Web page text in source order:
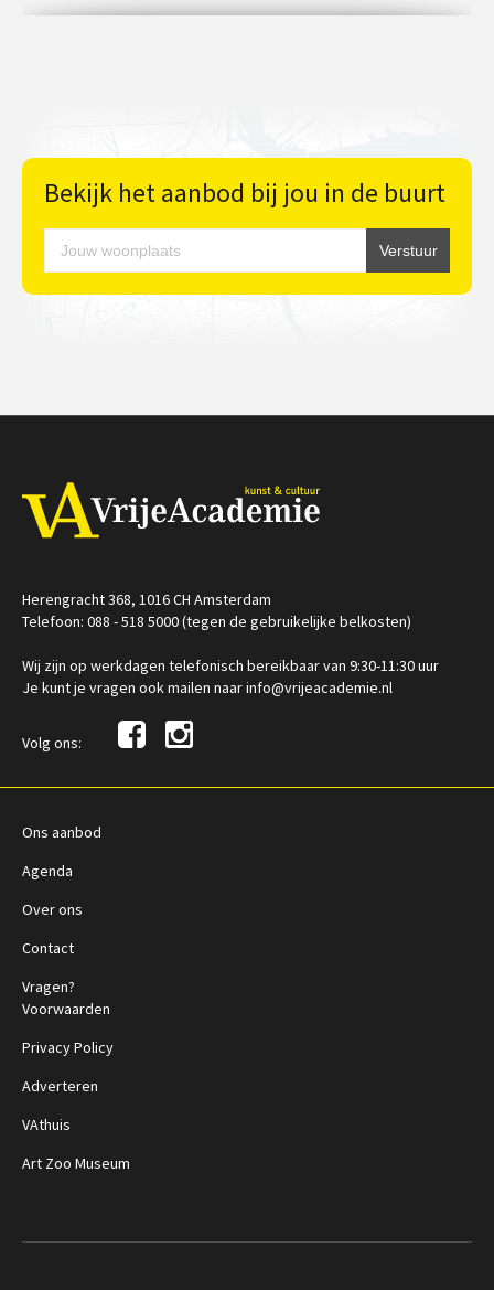
Bekijk het aanbod bij jou in de buurt
Herengracht 368, 1016 CH Amsterdam
Telefoon: 088 - 518 5000 (tegen de gebruikelijke belkosten)
Wij zijn op werkdagen telefonisch bereikbaar van 9:30-11:30 uur
Je kunt je vragen ook mailen naar info@vrijeacademie.nl
Volg ons:
Ons aanbod
Agenda
Over ons
Contact
Vragen?
Voorwaarden
Privacy Policy
Adverteren
VAthuis
Art Zoo Museum